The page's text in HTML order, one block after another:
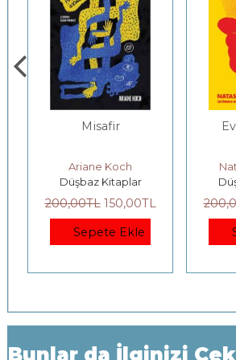
Evrenselciler
Natasha Brown
Düşbaz Kitaplar
200,00TL 150,00TL
Sepete Ekle
220
Bunlar da İlginizi